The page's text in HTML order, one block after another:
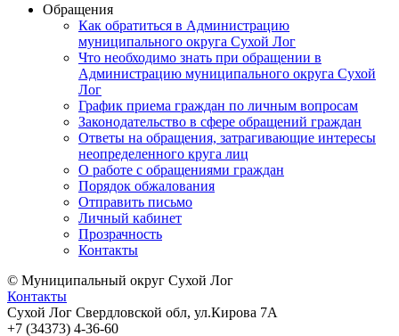
Обращения
Как обратиться в Администрацию
муниципального округа Сухой Лог
Что необходимо знать при обращении в
Администрацию муниципального округа Сухой
Лог
График приема граждан по личным вопросам
Законодательство в сфере обращений граждан
Ответы на обращения, затрагивающие интересы
неопределенного круга лиц
О работе с обращениями граждан
Порядок обжалования
Отправить письмо
Личный кабинет
Прозрачность
Контакты
© Муниципальный округ Сухой Лог
Контакты
Сухой Лог Свердловской обл, ул.Кирова 7А
+7 (34373) 4-36-60